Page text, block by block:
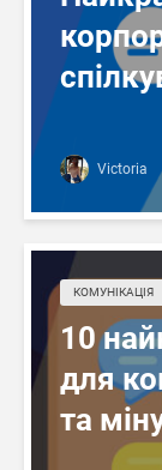
Victoria
КОМУНІКАЦІЯ
10
для
та